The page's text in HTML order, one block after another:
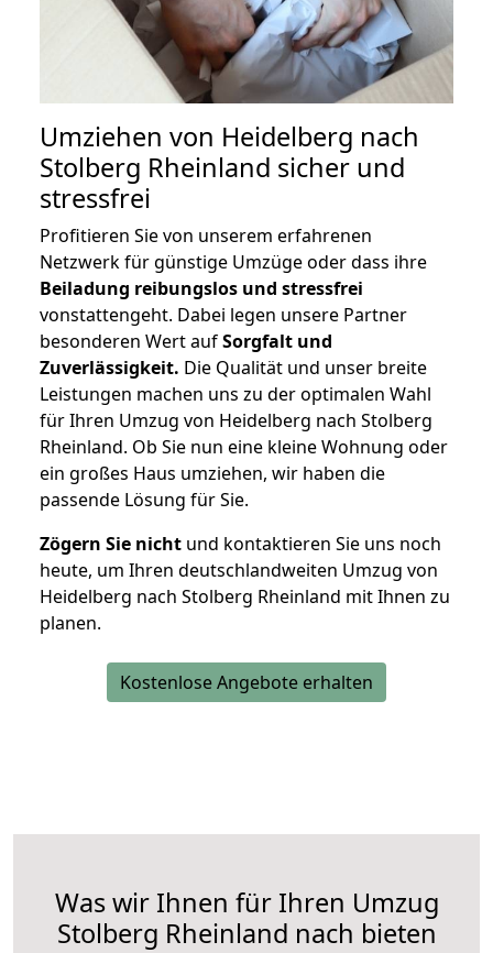
Umziehen von Heidelberg nach
Stolberg Rheinland sicher und
stressfrei
Profitieren Sie von unserem erfahrenen
Netzwerk für günstige Umzüge oder dass ihre
Beiladung reibungslos und stressfrei
vonstattengeht. Dabei legen unsere Partner
besonderen Wert aufSorgfalt und
Zuverlässigkeit. Die Qualität und unser breite
Leistungen machen uns zu der optimalen Wahl
für Ihren Umzug von Heidelberg nach Stolberg
Rheinland. Ob Sie nun eine kleine Wohnung oder
ein großes Haus umziehen, wir haben die
passende Lösung für Sie.
Zögern Sie nicht und kontaktieren Sie uns noch
heute, um Ihren deutschlandweiten Umzug von
Heidelberg nach Stolberg Rheinland mit Ihnen zu
planen.
Kostenlose Angebote erhalten
Was wir Ihnen für Ihren Umzug
Stolberg Rheinland nach bieten